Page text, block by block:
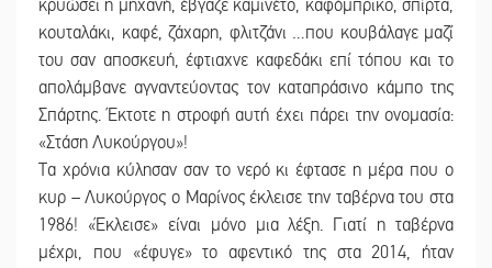
κρυώσει η μηχανή, έβγαζε καμινέτο, καφόμπρικο, σπίρτα,
κουταλάκι, καφέ, ζάχαρη, φλιτζάνι …που κουβάλαγε μαζί
του σαν αποσκευή, έφτιαχνε καφεδάκι επί τόπου και το
απολάμβανε αγναντεύοντας τον καταπράσινο κάμπο της
Σπάρτης. Έκτοτε η στροφή αυτή έχει πάρει την ονομασία:
«Στάση Λυκούργου»!
Τα χρόνια κύλησαν σαν το νερό κι έφτασε η μέρα που ο
κυρ – Λυκούργος ο Μαρίνος έκλεισε την ταβέρνα του στα
1986! «Έκλεισε» είναι μόνο μια λέξη. Γιατί η ταβέρνα
μέχρι, που «έφυγε» το αφεντικό της στα 2014, ήταν